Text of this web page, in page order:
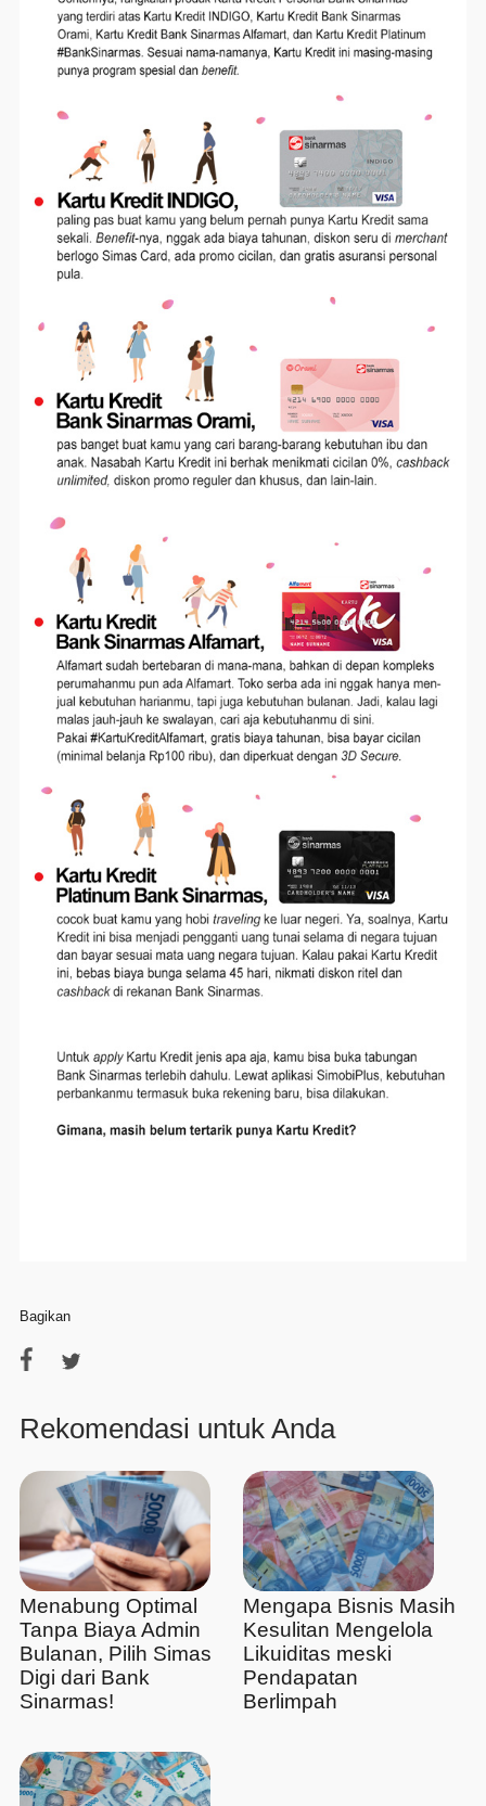
Bagikan
Rekomendasi untuk Anda
Menabung Optimal
Tanpa Biaya Admin
Bulanan, Pilih Simas
Digi dari Bank
Sinarmas!
Mengapa Bisnis Masih
Kesulitan Mengelola
Likuiditas meski
Pendapatan
Berlimpah